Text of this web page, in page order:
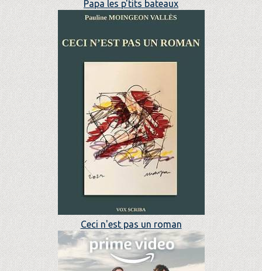
Papa les p'tits bateaux
Ceci n'est pas un roman